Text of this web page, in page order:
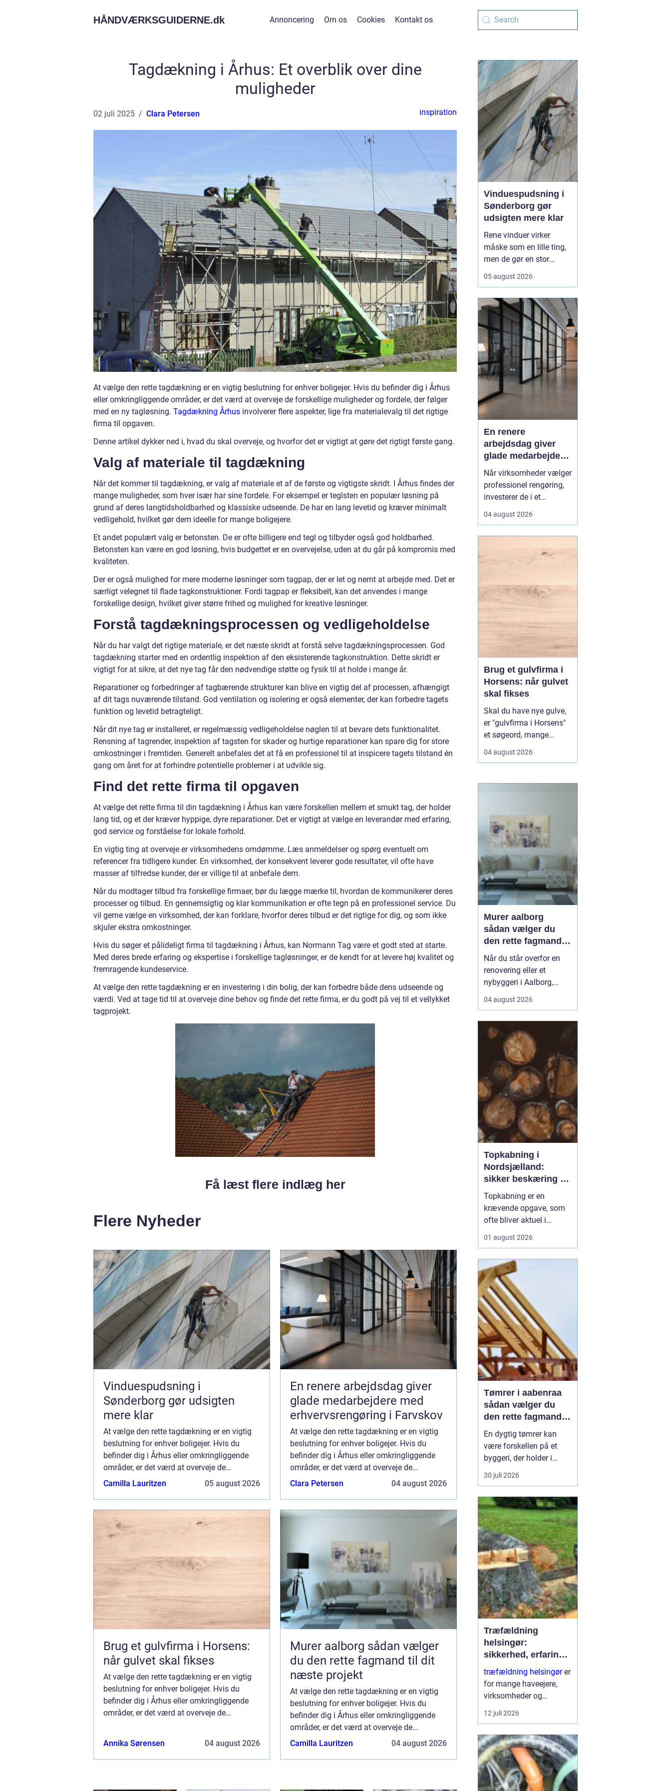
HÅNDVÆRKSGUIDERNE.dk Annoncering Om os Cookies Kontakt os
Tagdækning i Århus: Et overblik over dine
muligheder
02 juli 2025 Clara Petersen inspiration
At vælge den rette tagdækning er en vigtig beslutning for enhver boligejer. Hvis du befinder dig i Århus
eller omkringliggende områder, er det værd at overveje de forskellige muligheder og fordele, der følger
med en ny tagløsning. Tagdækning Århus involverer flere aspekter, lige fra materialevalg til det rigtige
firma til opgaven.
Denne artikel dykker ned i, hvad du skal overveje, og hvorfor det er vigtigt at gøre det rigtigt første gang.
Valg af materiale til tagdækning
Når det kommer til tagdækning, er valg af materiale et af de første og vigtigste skridt. I Århus findes der
mange muligheder, som hver især har sine fordele. For eksempel er teglsten en populær løsning på
grund af deres langtidsholdbarhed og klassiske udseende. De har en lang levetid og kræver minimalt
vedligehold, hvilket gør dem ideelle for mange boligejere.
Et andet populært valg er betonsten. De er ofte billigere end tegl og tilbyder også god holdbarhed.
Betonsten kan være en god løsning, hvis budgettet er en overvejelse, uden at du går på kompromis med
kvaliteten.
Der er også mulighed for mere moderne løsninger som tagpap, der er let og nemt at arbejde med. Det er
særligt velegnet til flade tagkonstruktioner. Fordi tagpap er fleksibelt, kan det anvendes i mange
forskellige design, hvilket giver større frihed og mulighed for kreative løsninger.
Forstå tagdækningsprocessen og vedligeholdelse
Når du har valgt det rigtige materiale, er det næste skridt at forstå selve tagdækningsprocessen. God
tagdækning starter med en ordentlig inspektion af den eksisterende tagkonstruktion. Dette skridt er
vigtigt for at sikre, at det nye tag får den nødvendige støtte og fysik til at holde i mange år.
Reparationer og forbedringer af tagbærende strukturer kan blive en vigtig del af processen, afhængigt
af dit tags nuværende tilstand. God ventilation og isolering er også elementer, der kan forbedre tagets
funktion og levetid betragteligt.
Når dit nye tag er installeret, er regelmæssig vedligeholdelse nøglen til at bevare dets funktionalitet.
Rensning af tagrender, inspektion af tagsten for skader og hurtige reparationer kan spare dig for store
omkostninger i fremtiden. Generelt anbefales det at få en professionel til at inspicere tagets tilstand én
gang om året for at forhindre potentielle problemer i at udvikle sig.
Find det rette firma til opgaven
At vælge det rette firma til din tagdækning i Århus kan være forskellen mellem et smukt tag, der holder
lang tid, og et der kræver hyppige, dyre reparationer. Det er vigtigt at vælge en leverandør med erfaring,
god service og forståelse for lokale forhold.
En vigtig ting at overveje er virksomhedens omdømme. Læs anmeldelser og spørg eventuelt om
referencer fra tidligere kunder. En virksomhed, der konsekvent leverer gode resultater, vil ofte have
masser af tilfredse kunder, der er villige til at anbefale dem.
Når du modtager tilbud fra forskellige firmaer, bør du lægge mærke til, hvordan de kommunikerer deres
processer og tilbud. En gennemsigtig og klar kommunikation er ofte tegn på en professionel service. Du
vil gerne vælge en virksomhed, der kan forklare, hvorfor deres tilbud er det rigtige for dig, og som ikke
skjuler ekstra omkostninger.
Hvis du søger et pålideligt firma til tagdækning i Århus, kan Normann Tag være et godt sted at starte.
Med deres brede erfaring og ekspertise i forskellige tagløsninger, er de kendt for at levere høj kvalitet og
fremragende kundeservice.
At vælge den rette tagdækning er en investering i din bolig, der kan forbedre både dens udseende og
værdi. Ved at tage tid til at overveje dine behov og finde det rette firma, er du godt på vej til et vellykket
tagprojekt.
Få læst flere indlæg her
Flere Nyheder
Vinduespudsning i
Sønderborg gør udsigten
mere klar
At vælge den rette tagdækning er en vigtig
beslutning for enhver boligejer. Hvis du
befinder dig i Århus eller omkringliggende
områder, er det værd at overveje de
forskellige muligheder og fordele, der følger
Camilla Lauritzen 05 august 2026
En renere arbejdsdag giver
glade medarbejdere med
erhvervsrengøring i Farvskov
At vælge den rette tagdækning er en vigtig
beslutning for enhver boligejer. Hvis du
befinder dig i Århus eller omkringliggende
områder, er det værd at overveje de
forskellige muligheder og fordele, der følger
Clara Petersen 04 august 2026
Brug et gulvfirma i Horsens:
når gulvet skal fikses
At vælge den rette tagdækning er en vigtig
beslutning for enhver boligejer. Hvis du
befinder dig i Århus eller omkringliggende
områder, er det værd at overveje de
Annika Sørensen 04 august 2026
Murer aalborg sådan vælger
du den rette fagmand til dit
næste projekt
At vælge den rette tagdækning er en vigtig
beslutning for enhver boligejer. Hvis du
befinder dig i Århus eller omkringliggende
områder, er det værd at overveje de
forskellige muligheder og fordele, der følger
Camilla Lauritzen 04 august 2026
Vinduespudsning i
Sønderborg gør
udsigten mere klar
Rene vinduer virker
måske som en lille ting,
men de gør en stor
arbejdsmiljø og privatliv.
ind, rummene virker
større, og både
medarbejdere, kunder og
gæster f&ari...
05 august 2026
En renere
arbejdsdag giver
glade medarbejdere
med
erhvervsrengøring i
Farvskov
Når virksomheder vælger
professionel rengøring,
investerer de i et
medarbejdere trives, og
04 august 2026
Brug et gulvfirma i
Horsens: når gulvet
skal fikses
Skal du have nye gulve,
er "gulvfirma i Horsens"
et søgeord, mange
overfor et nyt gulvprojekt
virksomheden. Når du
handler det typi...
04 august 2026
Murer aalborg
sådan vælger du
den rette fagmand
til dit næste projekt
Når du står overfor en
renovering eller et
nybyggeri i Aalborg,
stor rolle for både
En dygtig murer kan
forvandle en slidt bolig
til et moderne og
holdbart hjem, mens det
modsatte kan give dyre
r...
04 august 2026
Topkabning i
Nordsjælland:
sikker beskæring af
store træer
Topkabning er en
krævende opgave, som
ofte bliver aktuel i
sommerhusområder og
Nordsjælland. Store
træer kan give skygge,
læ og charme, men de
kan også udvikle sig til
en risiko, hvis de st...
01 august 2026
Tømrer i aabenraa
sådan vælger du
den rette fagmand
til dit projekt
En dygtig tømrer kan
være forskellen på et
byggeri, der holder i
årtier, og et projekt, der
hurtigt giver problemer.
omkring Aabenraa, har
du mange muligheder,
men hvordan finder du
den rigtige
samarbejdspartner til nyt
tag, vindue...
30 juli 2026
Træfældning
helsingør:
sikkerhed, erfaring
og gode løsninger i
nordsjælland
træfældning helsingører
for mange haveejere,
virksomheder og
grundejerforeninger et
nødvendigt skridt for at
sikre og pæne. Når et
træ bliver for højt, sygt
e...
12 juli 2026